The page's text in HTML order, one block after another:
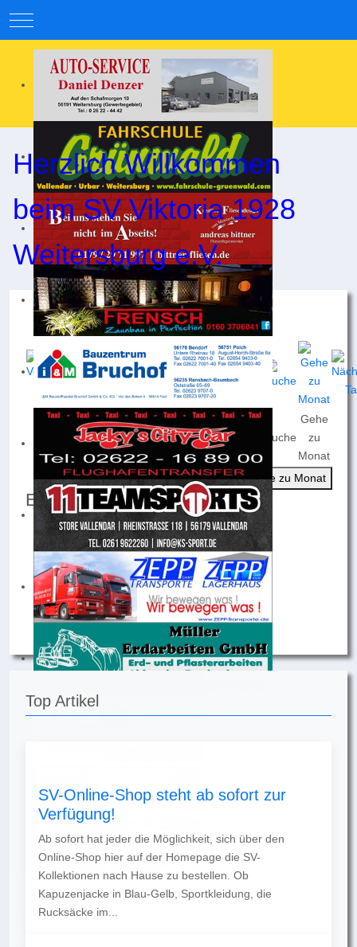
Mobile Menu Toggle
Herzlich Willkommen
beim SV Viktoria 1928
Weitersburg e.V.
Nach
Jahr
Nach
Monat
Nach
Woche
Heute Suche
Gehe
zu
Monat
Gehe zu Monat
Events für
Dienstag, 11. November 2025
Keine Termine
Top Artikel
SV-Online-Shop steht ab sofort zur
Verfügung!
Ab sofort hat jeder die Möglichkeit, sich über den
Online-Shop hier auf der Homepage die SV-
Kollektionen nach Hause zu bestellen. Ob
Kapuzenjacke in Blau-Gelb, Sportkleidung, die
Rucksäcke im...